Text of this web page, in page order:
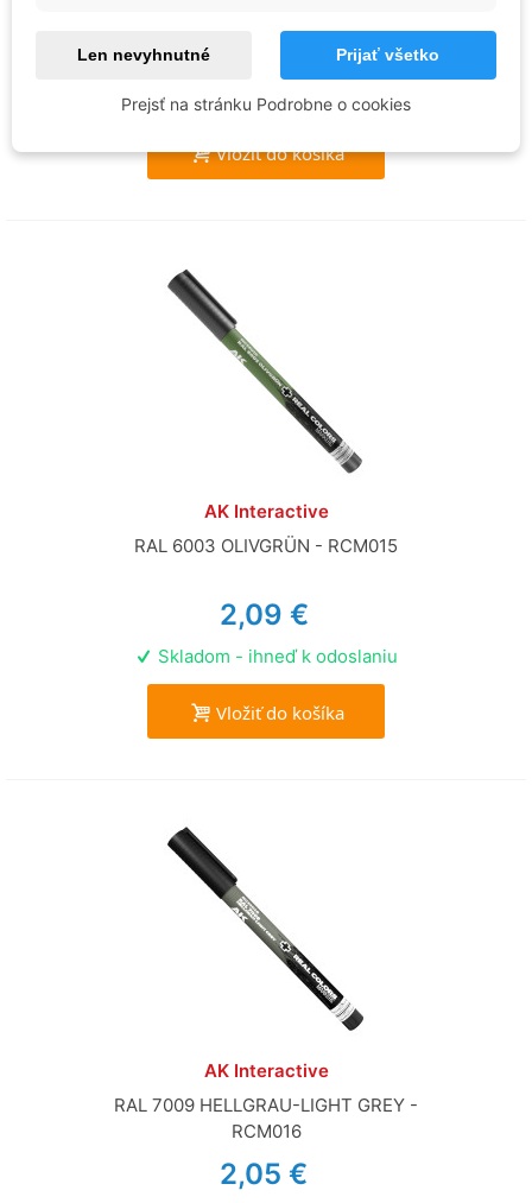
Skladom - ihneď k odoslaniu
Vložiť do košíka
AK Interactive
RAL 6003 OLIVGRÜN - RCM015
2,09 €
Skladom - ihneď k odoslaniu
Vložiť do košíka
AK Interactive
RAL 7009 HELLGRAU-LIGHT GREY -
RCM016
2,05 €
Len nevyhnutné Prijať všetko
Prejsť na stránku Podrobne o cookies